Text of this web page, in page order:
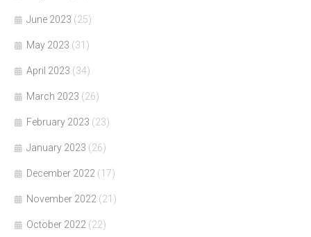
June 2023 (25)
May 2023 (31)
April 2023 (34)
March 2023 (26)
February 2023 (23)
January 2023 (26)
December 2022 (17)
November 2022 (21)
October 2022 (22)